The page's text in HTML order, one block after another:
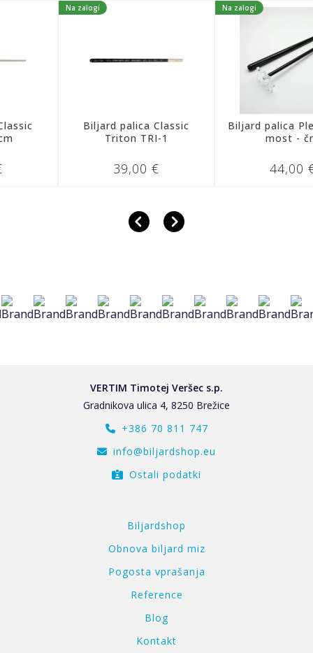
Biljard palica Classic
Triton TRI-1
39,00 €
Biljard palica
most - črn
44,00 €
VERTIM Timotej Veršec s.p.
Gradnikova ulica 4, 8250 Brežice
+386 70 811 747
info@biljardshop.eu
Ostali podatki
Biljardshop
Obnova biljard miz
Pogosta vprašanja
Reference
Blog
Kontakt